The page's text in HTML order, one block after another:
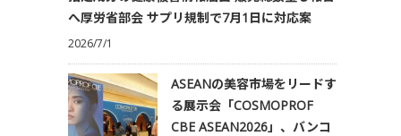
へ厚労省部会 サプリ規制で7月1日に対応案
2026/7/1
ASEANの美容市場をリードす
る展示会「COSMOPROF
CBE ASEAN2026」、バンコ